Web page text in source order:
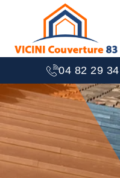
04 82 29